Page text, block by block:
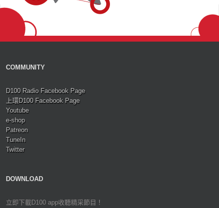
COMMUNITY
D100 Radio Facebook Page
上環D100 Facebook Page
Youtube
e-shop
Patreon
TuneIn
Twitter
DOWNLOAD
立即下載D100 app收聽精采節目！